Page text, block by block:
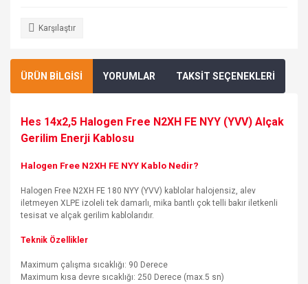
Karşılaştır
ÜRÜN BİLGİSİ YORUMLAR TAKSİT SEÇENEKLERİ
Hes 14x2,5 Halogen Free N2XH FE NYY (YVV) Alçak
Gerilim Enerji Kablosu
Halogen Free N2XH FE NYY Kablo Nedir?
Halogen Free N2XH FE 180 NYY (YVV) kablolar halojensiz, alev
iletmeyen XLPE izoleli tek damarlı, mika bantlı çok telli bakır iletkenli
tesisat ve alçak gerilim kablolarıdır.
Teknik Özellikler
Maximum çalışma sıcaklığı: 90 Derece
Maximum kısa devre sıcaklığı: 250 Derece (max.5 sn)